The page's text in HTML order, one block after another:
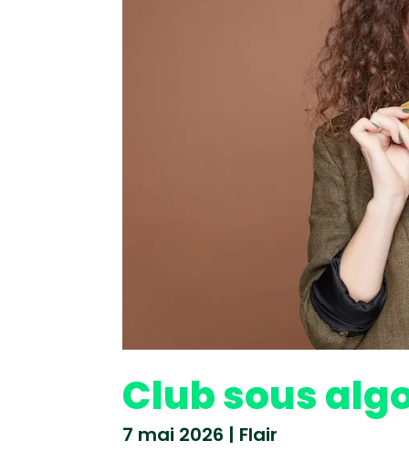
Club sous
7 mai 2026 | Flair